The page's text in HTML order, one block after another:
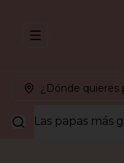
Abrir menu de
¿Dónde quieres
Las papas más